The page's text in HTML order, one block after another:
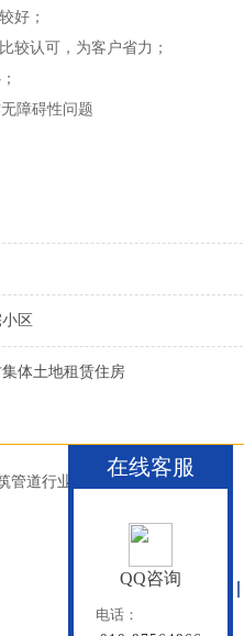
；
可，为客户省力；
无障碍性问题
区
体土地租赁住房
管道行业动态 建筑管道知识
联塑管道
在线客服
QQ咨询
电话：